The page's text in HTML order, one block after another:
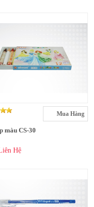
Mua Hàng
màu CS-30
Hệ